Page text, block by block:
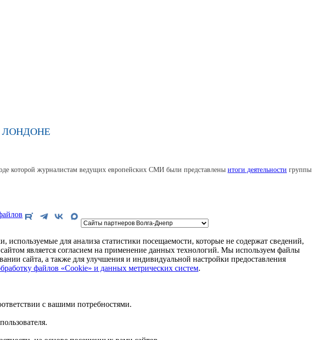
ЛОНДОНЕ
которой журналистам ведущих европейских СМИ были представлены итоги деятельности группы
для анализа статистики посещаемости, которые не содержат сведений,
является согласием на применение данных технологий. Мы используем файлы
сайта, а также для улучшения и индивидуальной настройки предоставления
файлов «Cookie» и данных метрических систем.
с вашими потребностями.